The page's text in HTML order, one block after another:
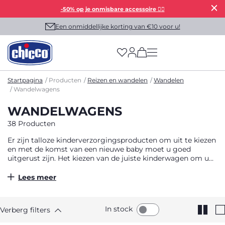
-50% op je onmisbare accessoire 👯‍♀️
Een onmiddellijke korting van €10 voor u!
(has more options
Startpagina Producten Reizen en wandelen
Wandelen
Wandelwagens
WANDELWAGENS
38 Producten
Er zijn talloze kinderverzorgingsproducten om uit te kiezen
en met de komst van een nieuwe baby moet u goed
uitgerust zijn. Het kiezen van de juiste kinderwagen om uw
belangrijkste aankopen die u kunt doen. Met zoveel
helpen de juiste keuze te maken. Neem eerst de tijd om na
te denken over je specifieke behoeften. Woont u in een
Lees meer
Verberg filters In stock